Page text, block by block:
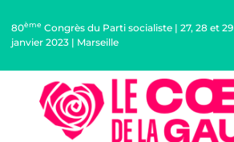
80ème Congrès du Parti socialiste | 27, 28 et 29
janvier 2023 | Marseille